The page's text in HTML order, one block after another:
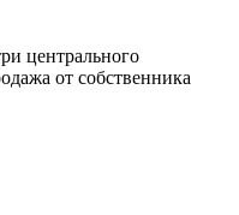
центрального
от собственника